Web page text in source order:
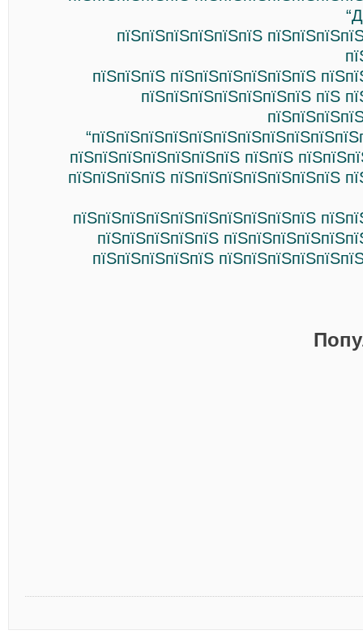
пїЅпїЅпїЅпїЅпїЅпїЅ
пїЅпїЅпїЅ пїЅпїЅпїЅпїЅпїЅпїЅ
пїЅпїЅпїЅпїЅпїЅпїЅпїЅ пїЅ
пїЅпїЅпїЅпїЅпїЅпїЅпїЅ пїЅпїЅ
пїЅпїЅпїЅпїЅ пїЅпїЅпїЅпїЅпїЅпїЅпїЅ
пїЅпїЅпїЅпїЅпїЅпїЅпїЅпїЅпїЅпїЅ
пїЅпїЅпїЅпїЅпїЅ
пїЅпїЅпїЅпїЅпїЅ